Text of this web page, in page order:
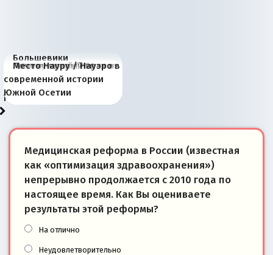
Большевики
отличаются от «Яблока»
тем, что они -
победители
Киевская марионетка
Запада рассказала о
«переобувании» хозяев
В России назрели
перемены: 15 шагов к
суверенной экономике
Миграционный пожар
Европы
Россия начинает
сбрасывать балласт
Анкориджа
Россия зимой 1904
года: первые уступки во
внутренней политике
Русская нация вчера и
сегодня
Почему правый крах в
Варшаве не поможет её
отношениям с Россией?
Место Науру / Науэро в
современной истории
Южной Осетии
Медицинская реформа в России (известная
как «оптимизация здравоохранения»)
непрерывно продолжается с 2010 года по
настоящее время. Как Вы оцениваете
результаты этой реформы?
На отлично
Неудовлетворительно